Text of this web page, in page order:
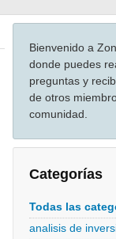
Bienvenido a
donde puedes
preguntas y
de otros
comunidad.
Categorías
Todas las
analisis de